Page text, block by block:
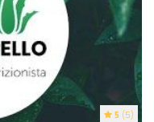
5 (5)